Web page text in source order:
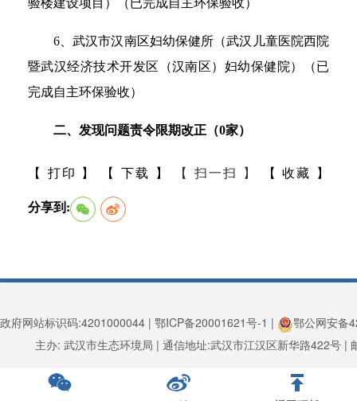
验楼建设项目）（已完成自主环保验收）
6、武汉市汉南区妇幼保健所（武汉儿童医院西院
暨武汉经济技术开发区（汉南区）妇幼保健院）（已
完成自主环保验收）
二、发现问题责令限期改正（0家）
【 打印 】 【 下载 】 【 扫一扫 】 【 收藏 】
分享到:
政府网站标识码:4201000044 | 鄂ICP备20001621号-1 |
鄂公网安备
主办: 武汉市生态环境局 | 通信地址:武汉市江汉区新华路422号 |